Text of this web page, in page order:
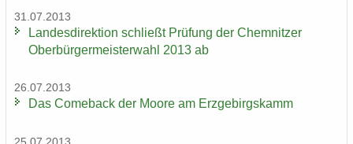
31.07.2013
Lan­des­di­rek­ti­on schließt Prü­fung der Chem­nit­zer
Ober­bür­ger­meis­ter­wahl 2013 ab
26.07.2013
Das Come­back der Moore am Erz­ge­birgs­kamm